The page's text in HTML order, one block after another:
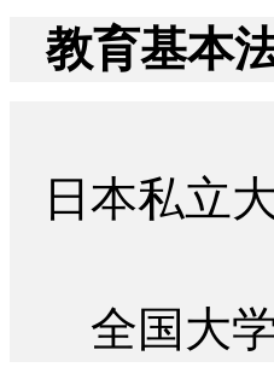
教育基本
日本私立
全国大